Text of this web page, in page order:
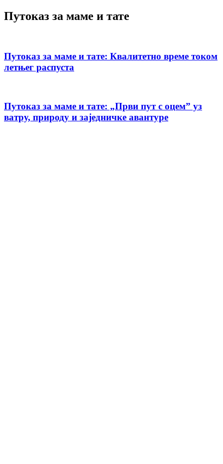
Путоказ за маме и тате
Путоказ за маме и тате: Квалитетно време током
летњег распуста
Путоказ за маме и тате: „Први пут с оцемˮ уз
ватру, природу и заједничке авантуре